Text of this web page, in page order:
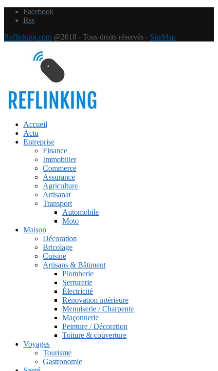
Facebook
Rss
Reflinking.com @2018 - Tous droits réservés - SiteMap
Accueil
Actu
Entreprise
Finance
Immobilier
Commerce
Assurance
Agriculture
Artisanat
Transport
Automobile
Moto
Maison
Décoration
Bricolage
Cuisine
Artisans & Bâtiment
Plomberie
Serrurerie
Électricité
Rénovation intérieure
Menuiserie / Charpente
Maçonnerie
Peinture / Décoration
Toiture & couverture
Voyages
Tourisme
Gastronomie